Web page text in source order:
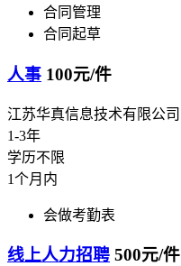
合同管理
合同起草
人事 100元/件
江苏华真信息技术有限公司
1-3年
学历不限
1个月内
会做考勤表
线上人力招聘 500元/件